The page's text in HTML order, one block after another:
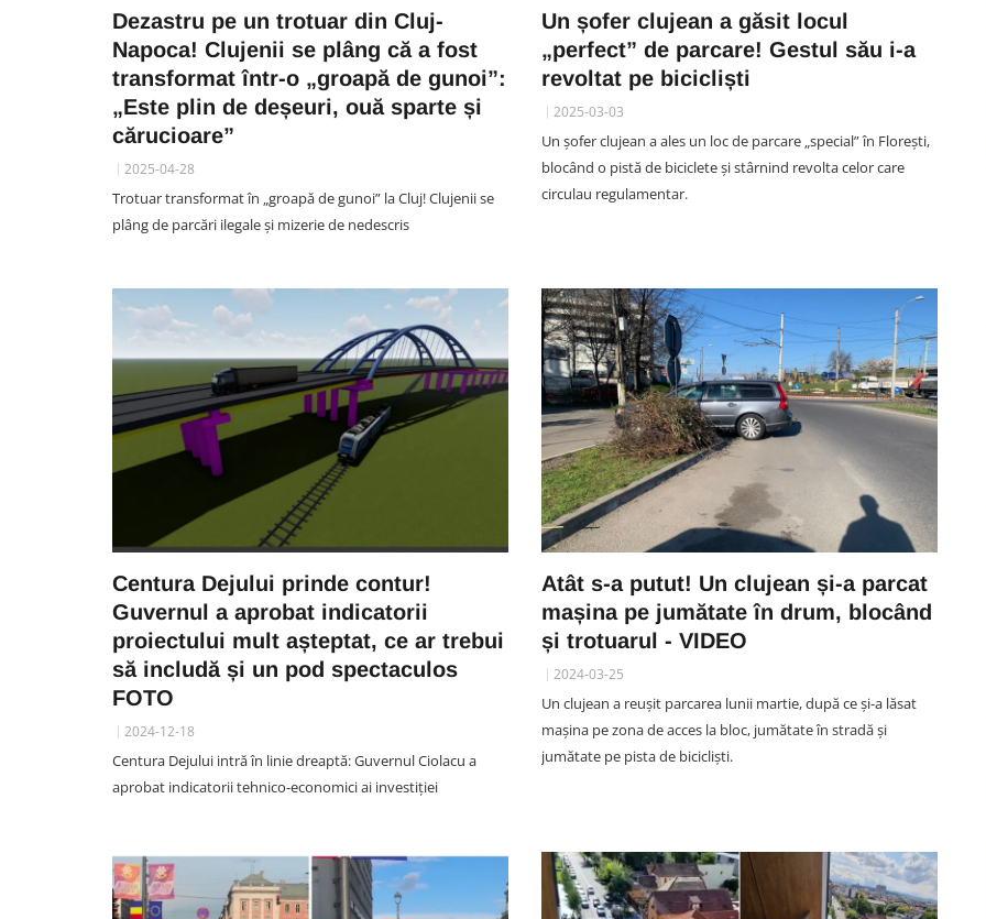
Dezastru pe un trotuar din Cluj-
Napoca! Clujenii se plâng că a fost
transformat într-o „groapă de gunoi”:
„Este plin de deșeuri, ouă sparte și
cărucioare”
2025-04-28
Trotuar transformat în „groapă de gunoi” la Cluj! Clujenii se
plâng de parcări ilegale și mizerie de nedescris
Un șofer clujean a găsit locul
„perfect” de parcare! Gestul său i-a
revoltat pe bicicliști
2025-03-03
Un șofer clujean a ales un loc de parcare „special” în Florești,
blocând o pistă de biciclete și stârnind revolta celor care
circulau regulamentar.
Centura Dejului prinde contur!
Guvernul a aprobat indicatorii
proiectului mult așteptat, ce ar trebui
să includă și un pod spectaculos
FOTO
2024-12-18
Centura Dejului intră în linie dreaptă: Guvernul Ciolacu a
aprobat indicatorii tehnico-economici ai investiției
Atât s-a putut! Un clujean și-a parcat
mașina pe jumătate în drum, blocând
și trotuarul - VIDEO
2024-03-25
Un clujean a reușit parcarea lunii martie, după ce și-a lăsat
mașina pe zona de acces la bloc, jumătate în stradă și
jumătate pe pista de bicicliști.
SOCIAL
VIDEO. Accidentul mortal din
Vâlcele, filmat LIVE: Momentul
în care motociclistul intră în plin
Imagini greu de privit
06 August 13:59
SPORT
perioada petrecută la „U”.
Conducătorul este decis să
plece de la echipă
ECONOMIC
VIDEO. Depășirea anului la Cluj:
Gonea cu BMW-ul de parcă era
avion. „Avea între 120 și 150
celălalt șofer, ne omora”
06 August 19:07
UNTOLD FESTIVAL CLUJ
nopțile mele de «singurătate»,
când Gina doarme la ora 10, fac
shopping online”